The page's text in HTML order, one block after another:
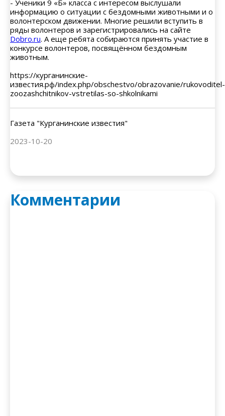
- Ученики 9 «Б» класса с интересом выслушали
информацию о ситуации с бездомными животными и о
волонтерском движении. Многие решили вступить в
ряды волонтеров и зарегистрировались на сайте
Dobro.ru. А еще ребята собираются принять участие в
конкурсе волонтеров, посвящённом бездомным
животным.
https://курганинские-
известия.рф/index.php/obschestvo/obrazovanie/rukovoditel-
zoozashchitnikov-vstretilas-so-shkolnikami
Газета "Курганинские известия"
2023-10-20
Комментарии